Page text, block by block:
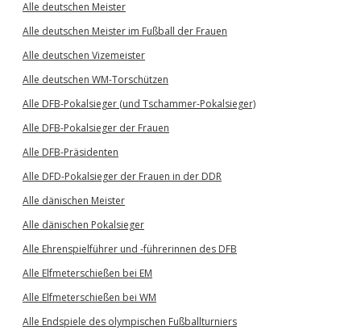
Alle deutschen Meister
Alle deutschen Meister im Fußball der Frauen
Alle deutschen Vizemeister
Alle deutschen WM-Torschützen
Alle DFB-Pokalsieger (und Tschammer-Pokalsieger)
Alle DFB-Pokalsieger der Frauen
Alle DFB-Präsidenten
Alle DFD-Pokalsieger der Frauen in der DDR
Alle dänischen Meister
Alle dänischen Pokalsieger
Alle Ehrenspielführer und -führerinnen des DFB
Alle Elfmeterschießen bei EM
Alle Elfmeterschießen bei WM
Alle Endspiele des olympischen Fußballturniers